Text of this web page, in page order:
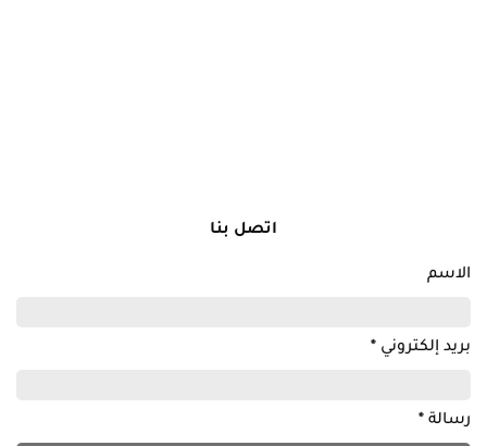
اتصل بنا
الاسم
بريد إلكتروني *
رسالة *